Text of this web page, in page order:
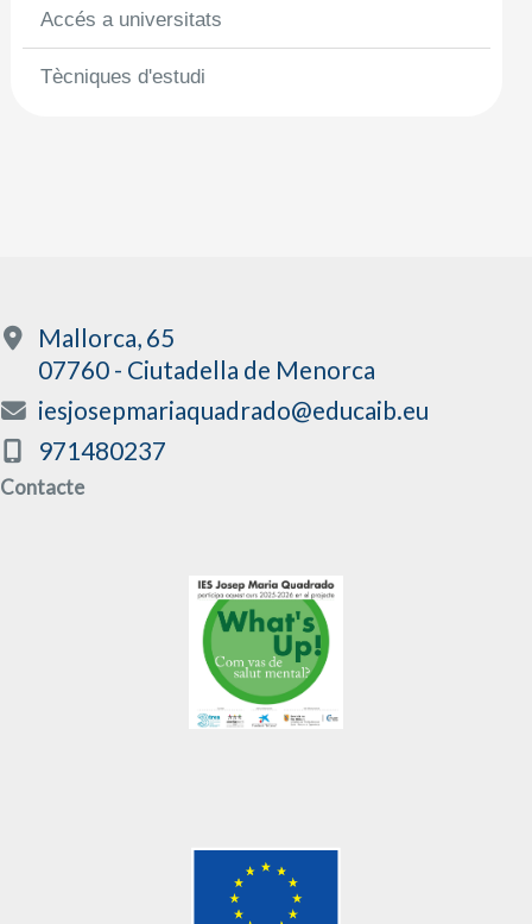
Accés a universitats
Tècniques d'estudi
Mallorca, 65
07760 - Ciutadella de Menorca
iesjosepmariaquadrado@educaib.eu
971480237
Contacte